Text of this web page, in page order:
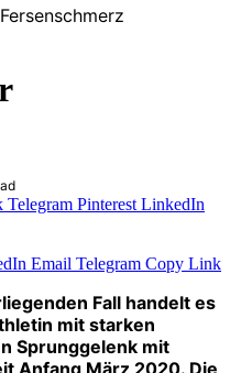
Telegram Pinterest LinkedIn
Email Telegram Copy Link
Fall handelt es
mit starken
Sprunggelenk mit
Anfang März 2020. Die